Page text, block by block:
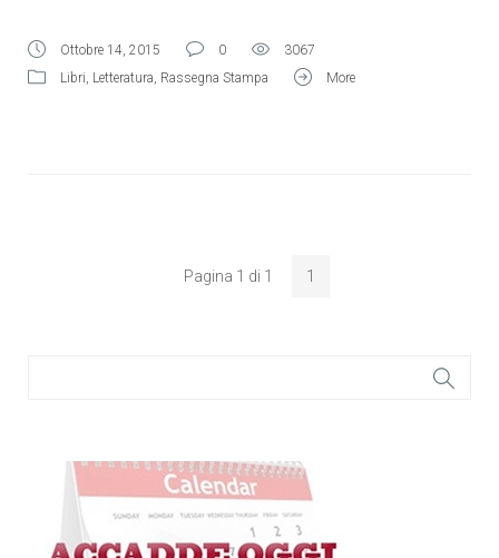
Ottobre 14, 2015 0
3067
Libri, Letteratura, Rassegna Stampa More
Pagina 1 di 1 1